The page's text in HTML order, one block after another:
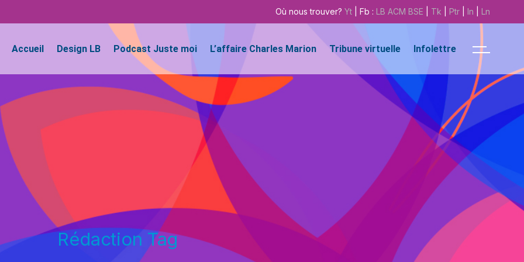
Où nous trouver? Yt | Fb : LB ACM BSE Tk Ptr In Ln
Accueil Design LB Podcast Juste moi L’affaire Charles Marion Tribune virtuelle Infolettre
Rédaction Tag